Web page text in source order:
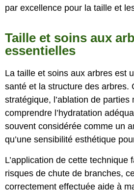
par excellence pour la taille et
Taille et soins aux
essentielles
La taille et soins aux arbres est
santé et la structure des arbres.
stratégique, l’ablation de
comprendre l’hydratation
souvent considérée comme un
qu’une sensibilité esthétique
L’application de cette
risques de chute de branches,
correctement effectuée aide à